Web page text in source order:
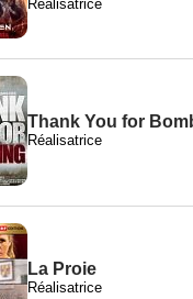
Réalisatrice
Thank You for
Réalisatrice
La Proie
Réalisatrice